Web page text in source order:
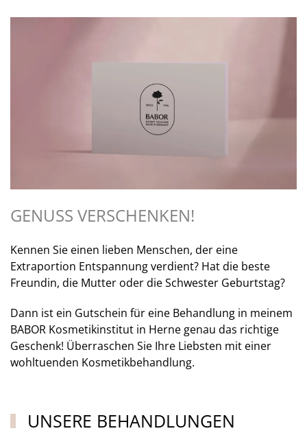
GENUSS VERSCHENKEN!
Kennen Sie einen lieben Menschen, der eine
Extraportion Entspannung verdient? Hat die beste
Freundin, die Mutter oder die Schwester Geburtstag?
Dann ist ein Gutschein für eine Behandlung in meinem
BABOR Kosmetikinstitut in Herne genau das richtige
Geschenk! Überraschen Sie Ihre Liebsten mit einer
wohltuenden Kosmetikbehandlung.
UNSERE BEHANDLUNGEN